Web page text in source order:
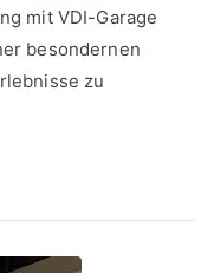
Fachbereich
WTH
mit VDI-Garage
besondernen
zu